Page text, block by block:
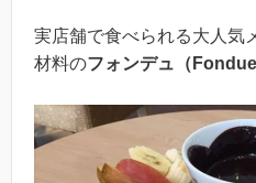
実店舗で食べられる大人気
材料のフォンデュ（